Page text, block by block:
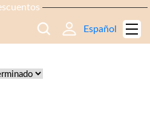
Español